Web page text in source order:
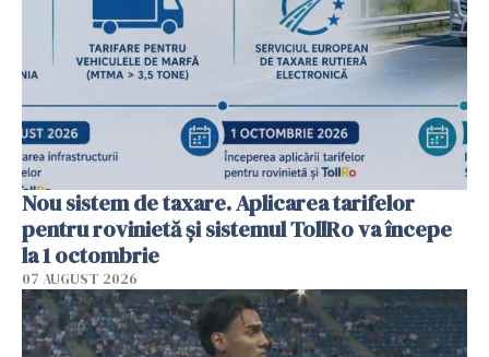
Nou sistem de taxare. Aplicarea tarifelor
pentru rovinietă şi sistemul TollRo va începe
la 1 octombrie
07 AUGUST 2026